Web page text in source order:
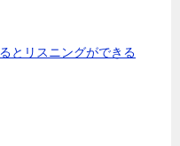
とリスニングができる